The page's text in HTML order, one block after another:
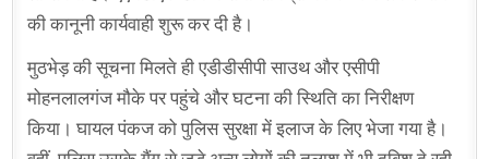
की कानूनी कार्यवाही शुरू कर दी है।
मुठभेड़ की सूचना मिलते ही एडीडीसीपी साउथ और एसीपी
मोहनलालगंज मौके पर पहुंचे और घटना की स्थिति का निरीक्षण
किया। घायल पंकज को पुलिस सुरक्षा में इलाज के लिए भेजा गया है।